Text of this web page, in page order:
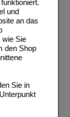
und
an das
wie Sie
den Shop
Sie in